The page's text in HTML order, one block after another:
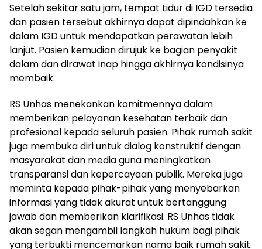
Setelah sekitar satu jam, tempat tidur di IGD tersedia
dan pasien tersebut akhirnya dapat dipindahkan ke
dalam IGD untuk mendapatkan perawatan lebih
lanjut. Pasien kemudian dirujuk ke bagian penyakit
dalam dan dirawat inap hingga akhirnya kondisinya
membaik.
RS Unhas menekankan komitmennya dalam
memberikan pelayanan kesehatan terbaik dan
profesional kepada seluruh pasien. Pihak rumah sakit
juga membuka diri untuk dialog konstruktif dengan
masyarakat dan media guna meningkatkan
transparansi dan kepercayaan publik. Mereka juga
meminta kepada pihak-pihak yang menyebarkan
informasi yang tidak akurat untuk bertanggung
jawab dan memberikan klarifikasi. RS Unhas tidak
akan segan mengambil langkah hukum bagi pihak
yang terbukti mencemarkan nama baik rumah sakit.